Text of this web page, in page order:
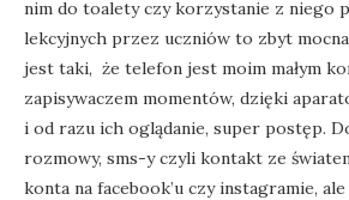
nim do toalety czy korzystanie z niego
lekcyjnych przez uczniów to zbyt
jest taki, że telefon jest moim małym
zapisywaczem momentów, dzięki
i od razu ich oglądanie, super postęp.
rozmowy, sms-y czyli kontakt ze
konta na facebook’u czy instagramie,